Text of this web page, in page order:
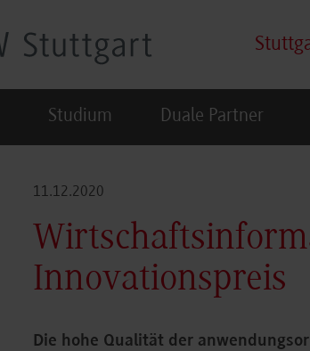
Studium Duale Partner
11.12.2020
Innovationspreis
Die hohe Qualität der